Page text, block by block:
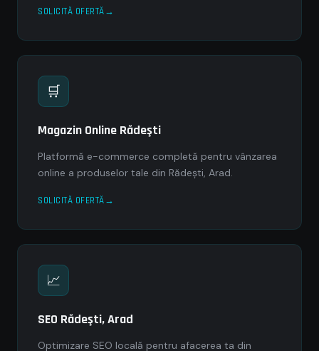
SOLICITĂ OFERTĂ
🛒
Magazin Online Rădeşti
Platformă e-commerce completă pentru vânzarea
online a produselor tale din Rădeşti, Arad.
SOLICITĂ OFERTĂ
📈
SEO Rădeşti, Arad
Optimizare SEO locală pentru afacerea ta din